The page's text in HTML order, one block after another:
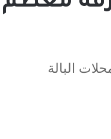
البالة